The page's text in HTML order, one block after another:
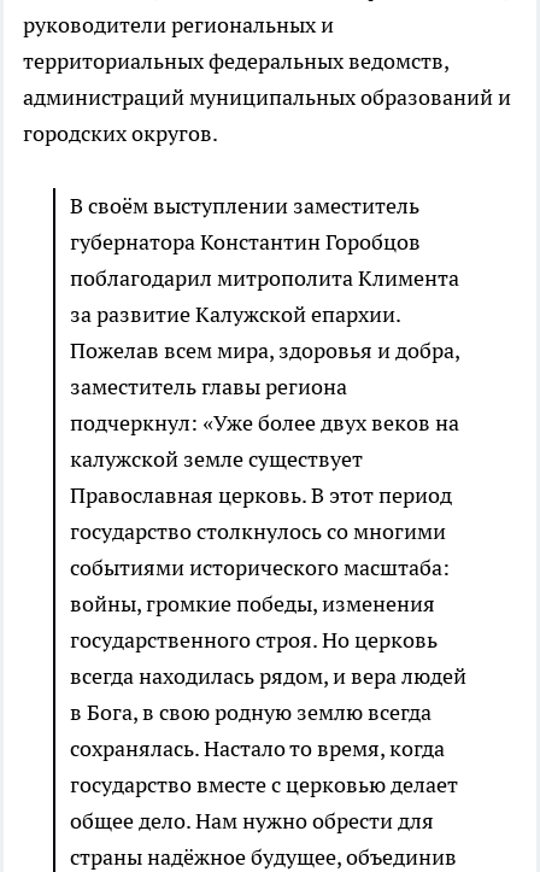
руководители региональных и
территориальных федеральных ведомств,
администраций муниципальных образований и
городских округов.
В своём выступлении заместитель
губернатора Константин Горобцов
поблагодарил митрополита Климента
за развитие Калужской епархии.
Пожелав всем мира, здоровья и добра,
заместитель главы региона
подчеркнул: «Уже более двух веков на
калужской земле существует
Православная церковь. В этот период
государство столкнулось со многими
событиями исторического масштаба:
войны, громкие победы, изменения
государственного строя. Но церковь
всегда находилась рядом, и вера людей
в Бога, в свою родную землю всегда
сохранялась. Настало то время, когда
государство вместе с церковью делает
общее дело. Нам нужно обрести для
страны надёжное будущее, объединив